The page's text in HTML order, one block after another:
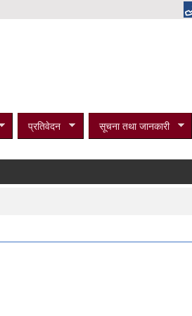
प्रतिवेदन सूचना तथा जानकारी